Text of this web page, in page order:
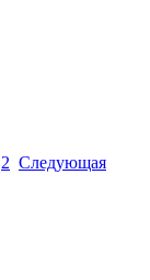
2 Следующая